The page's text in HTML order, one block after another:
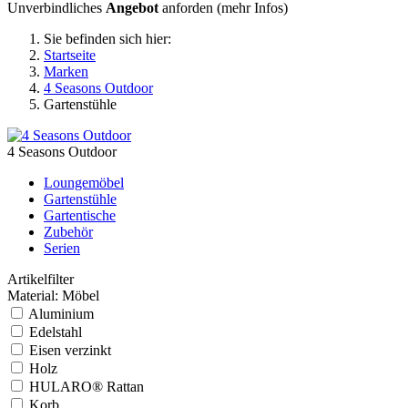
Unverbindliches Angebot anforden (mehr Infos)
Sie befinden sich hier:
Startseite
Marken
4 Seasons Outdoor
Gartenstühle
4 Seasons Outdoor
Loungemöbel
Gartenstühle
Gartentische
Zubehör
Serien
Artikelfilter
Material: Möbel
Aluminium
Edelstahl
Eisen verzinkt
Holz
HULARO® Rattan
Korb